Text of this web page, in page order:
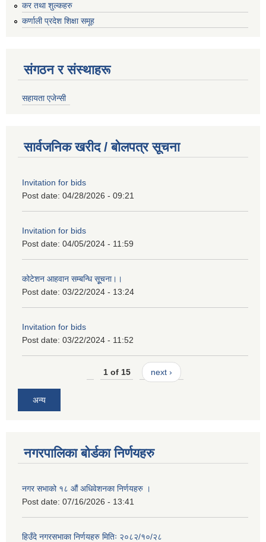
कर तथा शुल्कहरु
कर्णाली प्रदेश शिक्षा समूह
संगठन र संस्थाहरू
सहायता एजेन्सी
सार्वजनिक खरीद / बोलपत्र सूचना
Invitation for bids
Post date: 04/28/2026 - 09:21
Invitation for bids
Post date: 04/05/2024 - 11:59
कोटेशन आहवान सम्बन्धि सूूचना।।
Post date: 03/22/2024 - 13:24
Invitation for bids
Post date: 03/22/2024 - 11:52
1 of 15 next ›
अन्य
नगरपालिका बोर्डका निर्णयहरु
नगर सभाको १८ औं अधिवेशनका निर्णयहरु ।
Post date: 07/16/2026 - 13:41
हिउँदे नगरसभाका निर्णयहरु मितिः २०८२/१०/२८